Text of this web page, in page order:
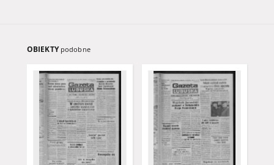
OBIEKTY podobne